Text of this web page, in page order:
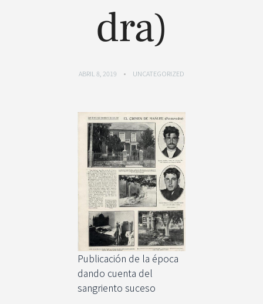
dra)
ABRIL 8, 2019 UNCATEGORIZED
Publicación de la época
dando cuenta del
sangriento suceso